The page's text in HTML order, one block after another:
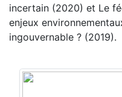
incertain (2020) et Le
enjeux
ingouvernable ? (2019).